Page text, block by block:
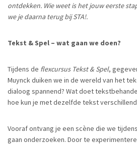
ontdekken. Wie weet is het jouw eerste
we je daarna terug bij STA!.
Tekst & Spel – wat gaan we doen?
Tijdens de flexcursus Tekst & Spel,
Muynck duiken we in de wereld van het
dialoog spannend? Wat doet
hoe kun je met dezelfde tekst
Vooraf ontvang je een scène die we
gaan onderzoeken. Door te